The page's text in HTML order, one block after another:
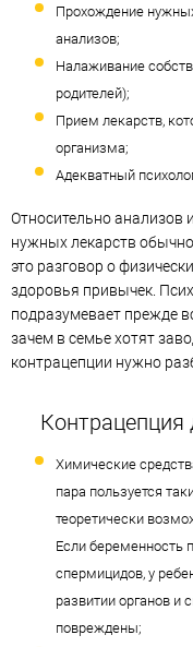
Прохождение
анализов;
Налаживание
родителей);
Прием лекарств,
организма;
Адекватный
Относительно анализов
нужных лекарств
это разговор о
здоровья привычек.
подразумевает прежде
зачем в семье хотят
контрацепции нужно
Контрацепция
Химические
пара пользуется
теоретически
Если беременность
спермицидов, у
развитии органов и
повреждены;